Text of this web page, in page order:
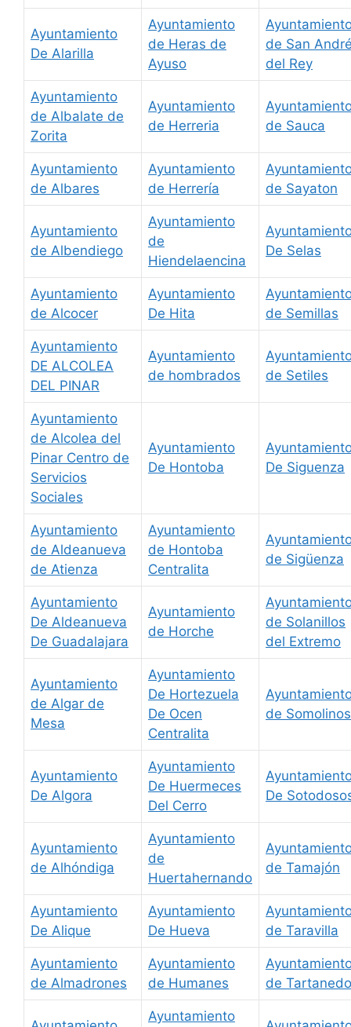
Ayuntamiento
De Alarilla
Ayuntamiento
de Heras de
Ayuso
de San
del Rey
Ayuntamiento
de Albalate de
Zorita
Ayuntamiento
de Herreria
de Sauca
Ayuntamiento
de Albares
Ayuntamiento
de Herrería
de Sayaton
Ayuntamiento
de Albendiego
Ayuntamiento
de
Hiendelaencina
De Selas
Ayuntamiento
de Alcocer
Ayuntamiento
De Hita
de Semillas
Ayuntamiento
DE ALCOLEA
DEL PINAR
Ayuntamiento
de hombrados
de Setiles
Ayuntamiento
de Alcolea del
Pinar Centro de
Servicios
Sociales
Ayuntamiento
De Hontoba
De Siguenza
Ayuntamiento
de Aldeanueva
de Atienza
Ayuntamiento
de Hontoba
Centralita
de Sigüenza
Ayuntamiento
De Aldeanueva
De Guadalajara
Ayuntamiento
de Horche
de Solanillos
del Extremo
Ayuntamiento
de Algar de
Mesa
Ayuntamiento
De Hortezuela
De Ocen
Centralita
de Somolinos
Ayuntamiento
De Algora
Ayuntamiento
De Huermeces
Del Cerro
De
Ayuntamiento
de Alhóndiga
Ayuntamiento
de
Huertahernando
de Tamajón
Ayuntamiento
De Alique
Ayuntamiento
De Hueva
de Taravilla
Ayuntamiento
de Almadrones
Ayuntamiento
de Humanes
de Tartanedo
Ayuntamiento